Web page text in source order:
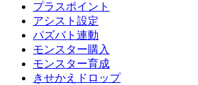
プラスポイント
アシスト設定
パズバト連動
モンスター購入
モンスター育成
きせかえドロップ